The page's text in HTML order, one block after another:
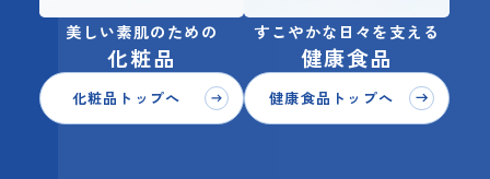
美しい素肌のための
化粧品
化粧品トップへ
すこやかな日々を支える
健康食品
健康食品トップへ